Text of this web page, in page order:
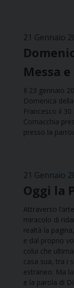
21 Gennaio
Messa
Il 23 gennaio
Domenica
Francesco il
Cornacchia
presso la
21 Gennaio
Oggi la
Attraverso
miracolo di
realtà la
e dal proprio
colui che
casa sua, tra i
estraneo. Ma
e la parola di